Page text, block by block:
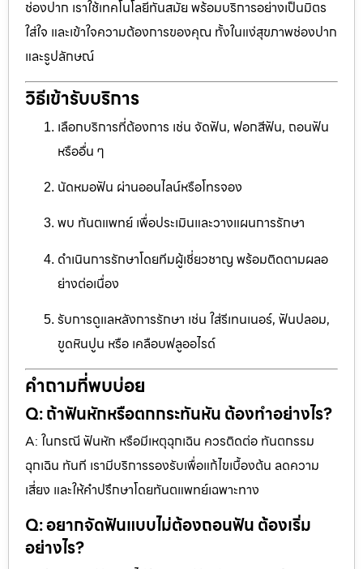
ช่องปาก เราใช้เทคโนโลยีทันสมัย พร้อมบริการอย่างเป็นมิตร
ใส่ใจ และเข้าใจความต้องการของคุณ ทั้งในแง่สุขภาพช่องปาก
และรูปลักษณ์
วิธีเข้ารับบริการ
เลือกบริการที่ต้องการ เช่น จัดฟัน, ฟอกสีฟัน, ถอนฟัน
หรืออื่น ๆ
นัดหมอฟัน ผ่านออนไลน์หรือโทรจอง
พบ ทันตแพทย์ เพื่อประเมินและวางแผนการรักษา
ดำเนินการรักษาโดยทีมผู้เชี่ยวชาญ พร้อมติดตามผลอ
ย่างต่อเนื่อง
รับการดูแลหลังการรักษา เช่น ใส่รีเทนเนอร์, ฟันปลอม,
ขูดหินปูน หรือ เคลือบฟลูออไรด์
คำถามที่พบบ่อย
Q: ถ้าฟันหักหรือตกกระทันหัน ต้องทำอย่างไร?
A: ในกรณี ฟันหัก หรือมีเหตุฉุกเฉิน ควรติดต่อ ทันตกรรม
ฉุกเฉิน ทันที เรามีบริการรองรับเพื่อแก้ไขเบื้องต้น ลดความ
เสี่ยง และให้คำปรึกษาโดยทันตแพทย์เฉพาะทาง
Q: อยากจัดฟันแบบไม่ต้องถอนฟัน ต้องเริ่ม
อย่างไร?